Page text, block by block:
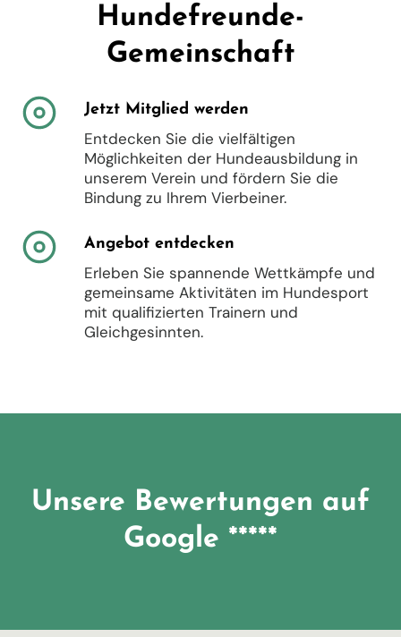
Hundefreunde-
Gemeinschaft
Jetzt Mitglied werden
Entdecken Sie die vielfältigen
Möglichkeiten der Hundeausbildung in
unserem Verein und fördern Sie die
Bindung zu Ihrem Vierbeiner.
Angebot entdecken
Erleben Sie spannende Wettkämpfe und
gemeinsame Aktivitäten im Hundesport
mit qualifizierten Trainern und
Gleichgesinnten.
Unsere Bewertungen auf
Google *****